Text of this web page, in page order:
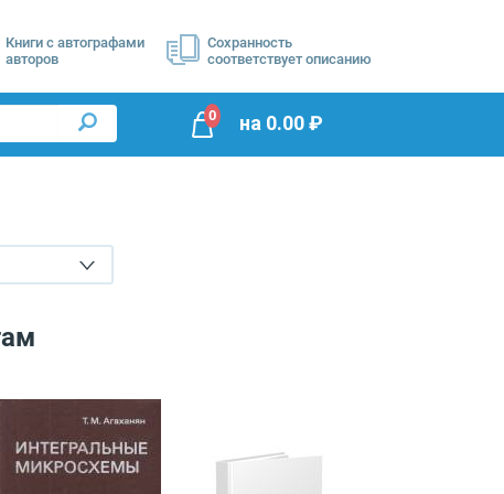
Книги с автографами
авторов
Сохранность
соответствует описанию
0 на 0.00₽